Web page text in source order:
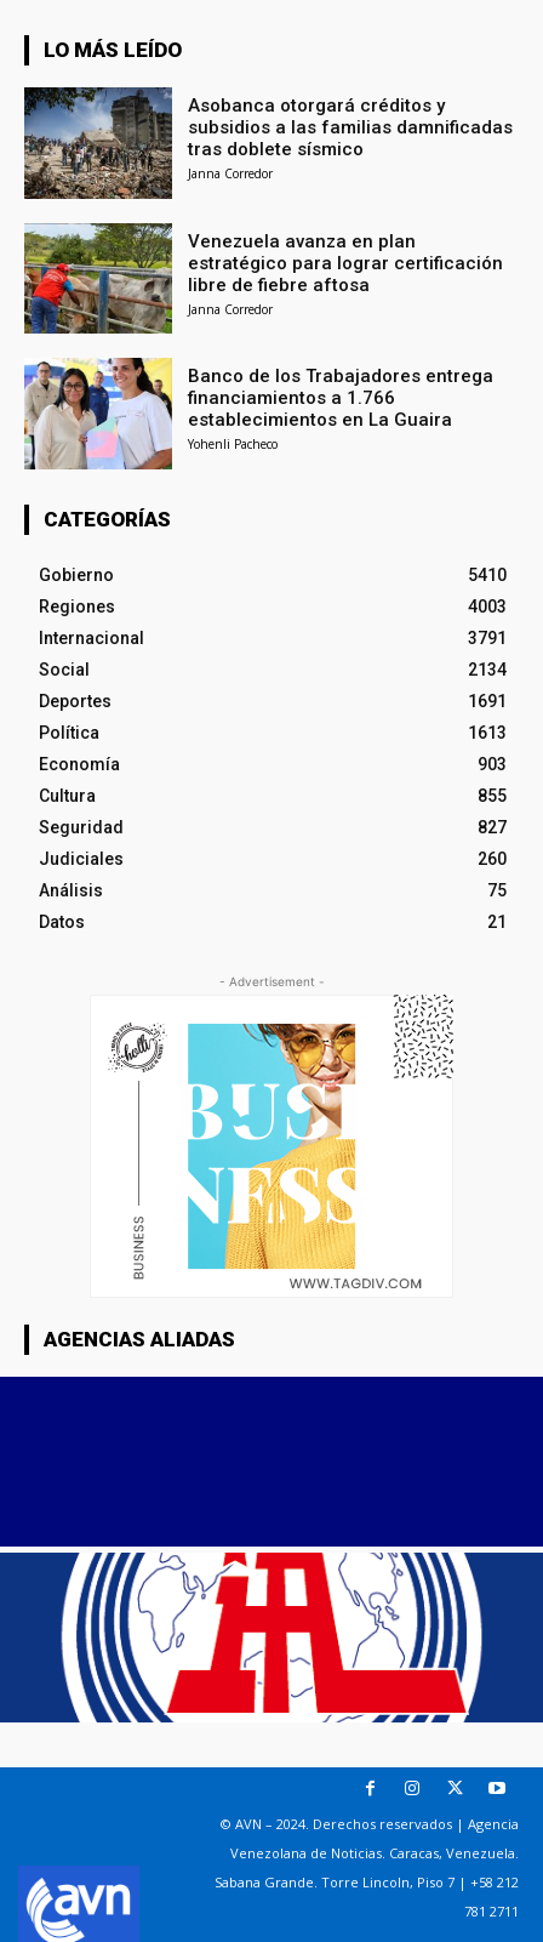
LO MÁS LEÍDO
Asobanca otorgará créditos y
subsidios a las familias damnificadas
tras doblete sísmico
Janna Corredor
Venezuela avanza en plan
estratégico para lograr certificación
libre de fiebre aftosa
Janna Corredor
Banco de los Trabajadores entrega
financiamientos a 1.766
establecimientos en La Guaira
Yohenli Pacheco
CATEGORÍAS
Gobierno
5410
Regiones
4003
Internacional
3791
Social
2134
Deportes
1691
Política
1613
Economía
903
Cultura
855
Seguridad
827
Judiciales
260
Análisis
75
Datos
21
- Advertisement -
AGENCIAS ALIADAS
© AVN – 2024. Derechos reservados | Agencia
Venezolana de Noticias. Caracas, Venezuela.
Sabana Grande. Torre Lincoln, Piso 7 | +58 212
781 2711